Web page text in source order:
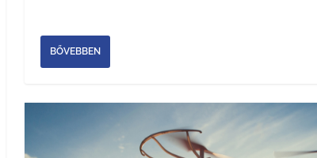
BŐVEBBEN